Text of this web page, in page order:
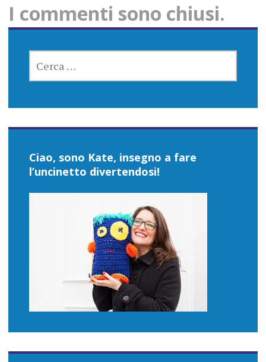
I commenti sono chiusi.
PER:
Ciao, sono Kate, insegno a fare
l’uncinetto divertendosi!